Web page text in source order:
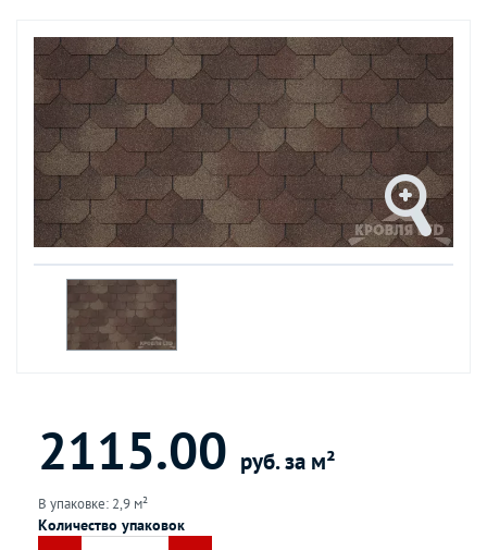
2115.00 руб. за м²
В упаковке: 2,9 м²
Количество упаковок